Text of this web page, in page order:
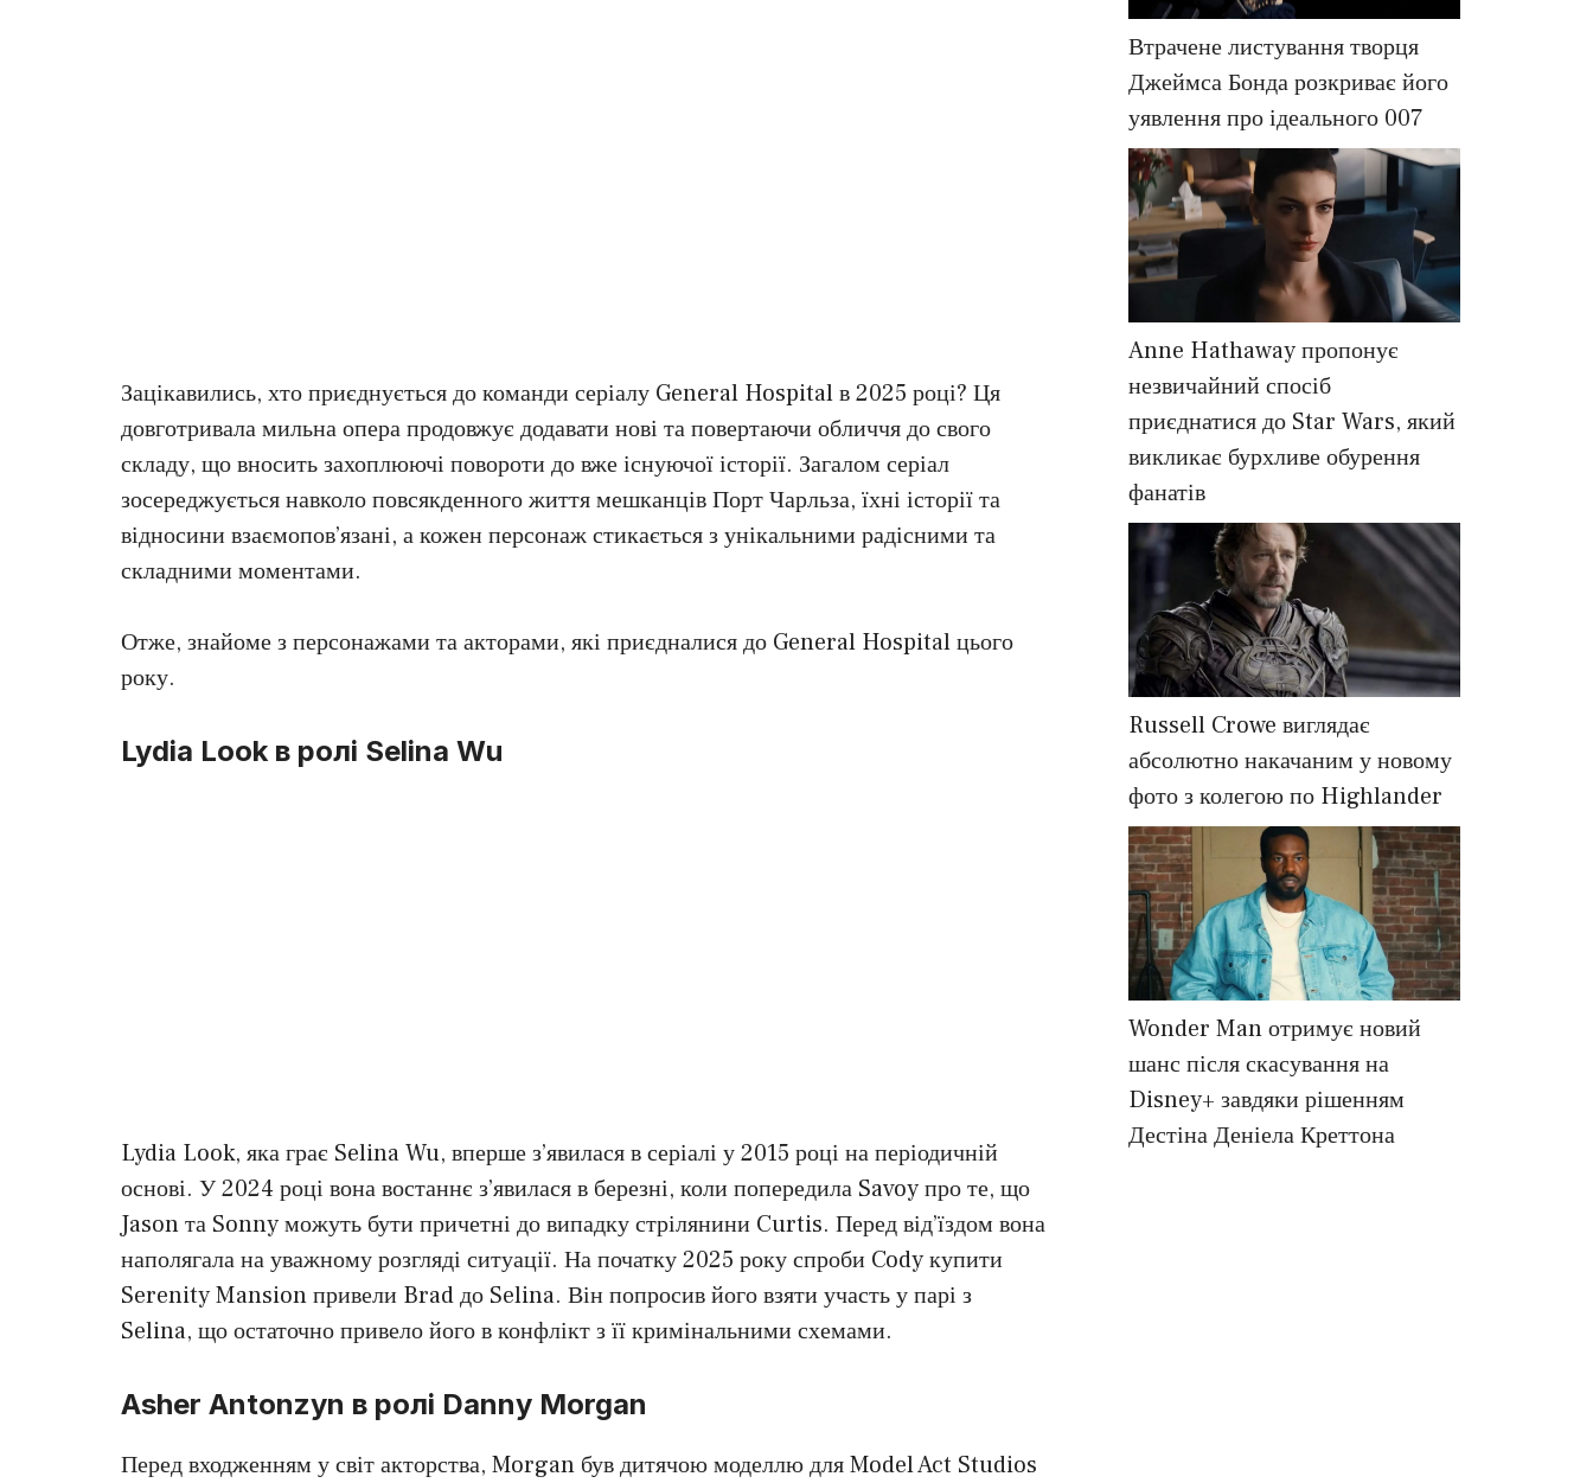
Зацікавились, хто приєднується до команди серіалу General Hospital в 2025 році? Ця
довготривала мильна опера продовжує додавати нові та повертаючи обличчя до свого
складу, що вносить захоплюючі повороти до вже існуючої історії. Загалом серіал
зосереджується навколо повсякденного життя мешканців Порт Чарльза, їхні історії та
відносини взаємопов’язані, а кожен персонаж стикається з унікальними радісними та
складними моментами.
Отже, знайоме з персонажами та акторами, які приєдналися до General Hospital цього
року.
Lydia Look в ролі Selina Wu
Lydia Look, яка грає Selina Wu, вперше з’явилася в серіалі у 2015 році на періодичній
основі. У 2024 році вона востаннє з’явилася в березні, коли попередила Savoy про те, що
Jason та Sonny можуть бути причетні до випадку стрілянини Curtis. Перед від’їздом вона
наполягала на уважному розгляді ситуації. На початку 2025 року спроби Cody купити
Serenity Mansion привели Brad до Selina. Він попросив його взяти участь у парі з
Selina, що остаточно привело його в конфлікт з її кримінальними схемами.
Asher Antonzyn в ролі Danny Morgan
Перед входженням у світ акторства, Morgan був дитячою моделлю для Model Act Studios
Втрачене листування творця
Джеймса Бонда розкриває його
уявлення про ідеального 007
Anne Hathaway пропонує
незвичайний спосіб
приєднатися до Star Wars, який
викликає бурхливе обурення
фанатів
Russell Crowe виглядає
абсолютно накачаним у новому
фото з колегою по Highlander
Wonder Man отримує новий
шанс після скасування на
Disney+ завдяки рішенням
Дестіна Деніела Креттона